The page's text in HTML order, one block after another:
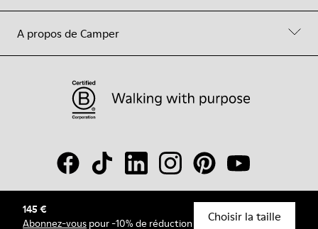
145 €
Abonnez-vous pour -10% de réduction Choisir la taille
A propos de Camper
© Camper, 2026